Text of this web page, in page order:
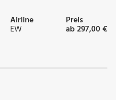
Airline
EW
Preis
ab 297,00 €